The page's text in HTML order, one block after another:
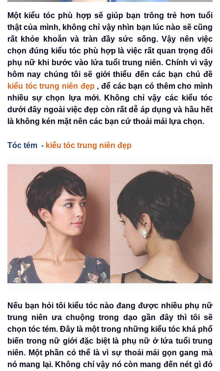
Một kiểu tóc phù hợp sẽ giúp bạn trông trẻ hơn tuổi
thật của mình, không chỉ vậy nhìn bạn lúc nào sẽ cũng
rất khỏe khoắn và tràn đầy sức sống. Vậy nên việc
chọn đúng kiểu tóc phù hợp là việc rất quan trọng đối
phụ nữ khi bước vào lứa tuổi trung niên. Chính vì vậy
hôm nay chúng tôi sẽ giới thiểu đến các bạn chủ đề
kiểu tóc trung niên đẹp ,để các bạn có thêm cho mình
nhiều sự chọn lựa mới. Không chỉ vậy các kiểu tóc
dưới đây ngoài việc đẹp còn rất dễ áp dụng và hầu hết
là không kén mặt nên các bạn cứ thoải mái lựa chọn.
Tóc tém - kiểu tóc trung niên đẹp
Nếu bạn hỏi tôi kiểu tóc nào đang được nhiều phụ nữ
trung niên ưa chuộng trong dạo gần đây thì tôi sẽ
chọn tóc tém. Đây là một trong những kiểu tóc khá phổ
biến trong nữ giới đặc biệt là phụ nữ ở lứa tuổi trung
niên. Một phần có thể là vì sự thoải mái gọn gang mà
nó mang lại. Không chỉ vậy nó còn mang đến nét gì đó